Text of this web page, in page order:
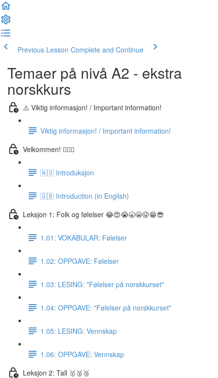
Previous Lesson Complete and Continue
Temaer på nivå A2 - ekstra
norskkurs
⚠️ Viktig informasjon! / Important information!
Viktig informasjon! / Important information!
Velkommen! 🙋🏼‍♂️
🇳🇴 Introduksjon
🇬🇧 Introduction (in English)
Leksjon 1: Folk og følelser 😂😍😭🥱😬😜😁😎
1.01: VOKABULAR: Følelser
1.02: OPPGAVE: Følelser
1.03: LESING: "Følelser på norskkurset"
1.04: OPPGAVE: "Følelser på norskkurset"
1.05: LESING: Vennskap
1.06: OPPGAVE: Vennskap
Leksjon 2: Tall 🥇🥈🥉